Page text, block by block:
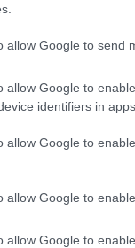
allow Google to send
allow Google to
identifiers in apps.
allow Google to
allow Google to
allow Google to
a
és Demeter
hozó
szóba.
a dokumentum
szerint a